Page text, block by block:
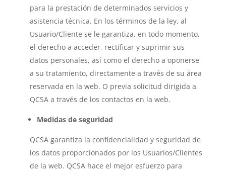
para la prestación de determinados servicios y
asistencia técnica. En los términos de la ley, al
Usuario/Cliente se le garantiza, en todo momento,
el derecho a acceder, rectificar y suprimir sus
datos personales, así como el derecho a oponerse
a su tratamiento, directamente a través de su área
reservada en la web. O previa solicitud dirigida a
QCSA a través de los contactos en la web.
Medidas de seguridad
QCSA garantiza la confidencialidad y seguridad de
los datos proporcionados por los Usuarios/Clientes
de la web. QCSA hace el mejor esfuerzo para